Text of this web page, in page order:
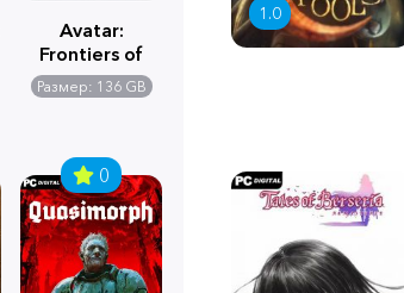
Avatar:
Frontiers of
Pandora
Размер: 136 GB
0
1.0